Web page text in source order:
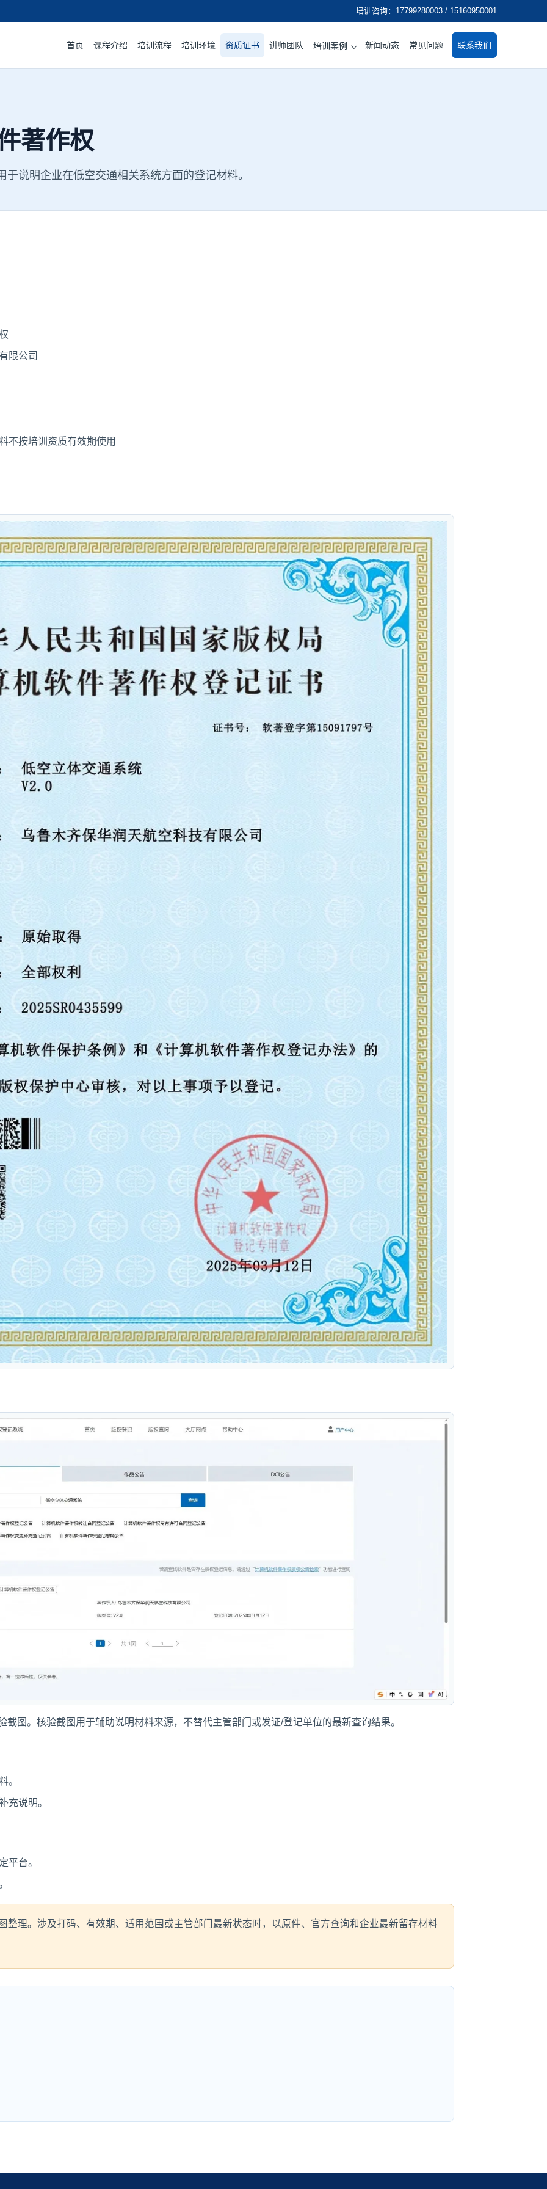
培训咨询：17799280003 / 15160950001
首页 课程介绍 培训流程 培训环境 资质证书 讲师团队 培训案例 新闻动态 常见问题 联系我们
著作权
说明企业在低空交通相关系统方面的登记材料。
限公司
不按培训资质有效期使用
图。核验截图用于辅助说明材料来源，不替代主管部门或发证/登记单位的最新查询结果。
。
充说明。
平台。
整理。涉及打码、有效期、适用范围或主管部门最新状态时，以原件、官方查询和企业最新留存材料